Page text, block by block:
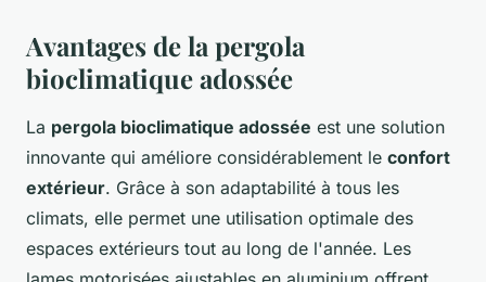
Avantages de la pergola
bioclimatique adossée
La pergola bioclimatique adossée est une solution
innovante qui améliore considérablement le confort
extérieur. Grâce à son adaptabilité à tous les
climats, elle permet une utilisation optimale des
espaces extérieurs tout au long de l'année. Les